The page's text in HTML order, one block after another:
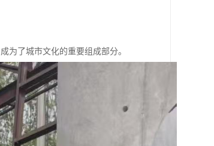
为了城市文化的重要组成部分。